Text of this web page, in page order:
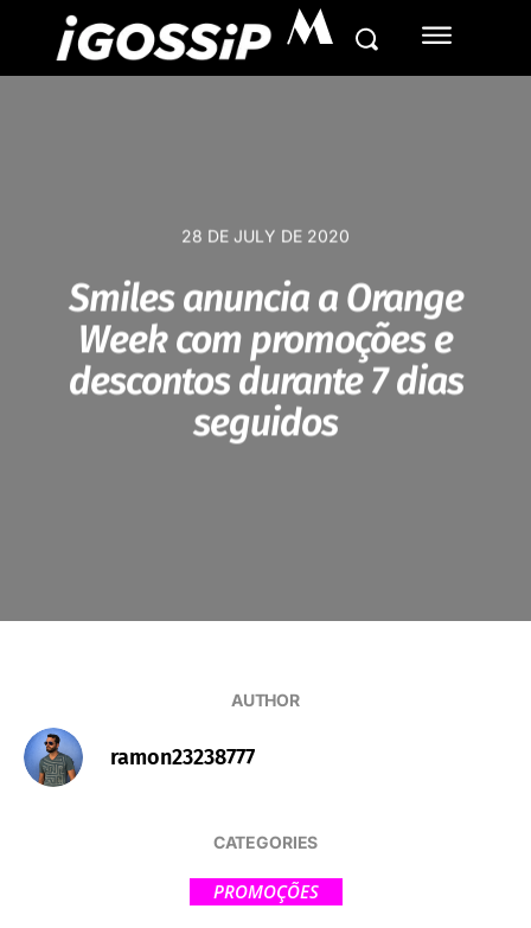
M
28 DE JULY DE 2020
Smiles anuncia a Orange
Week com promoções e
descontos durante 7 dias
seguidos
AUTHOR
ramon23238777
CATEGORIES
PROMOÇÕES